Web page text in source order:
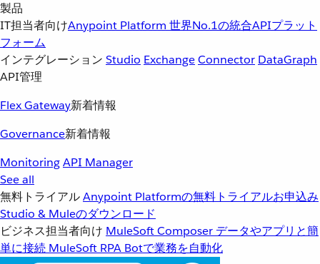
製品
IT担当者向けAnypoint Platform 世界No.1の統合APIプラット
フォーム
インテグレーション Studio ExchangeConnector DataGraph
API管理
Flex Gateway新着情報
Governance新着情報
MonitoringAPI Manager
See all
無料トライアルAnypoint Platformの無料トライアルお申込み
Studio & Muleのダウンロード
ビジネス担当者向け MuleSoft Composer データやアプリと簡
単に接続 MuleSoft RPA Botで業務を自動化